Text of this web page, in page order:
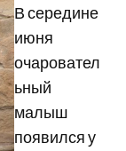
В середине
июня
очаровател
ьный
малыш
появился у